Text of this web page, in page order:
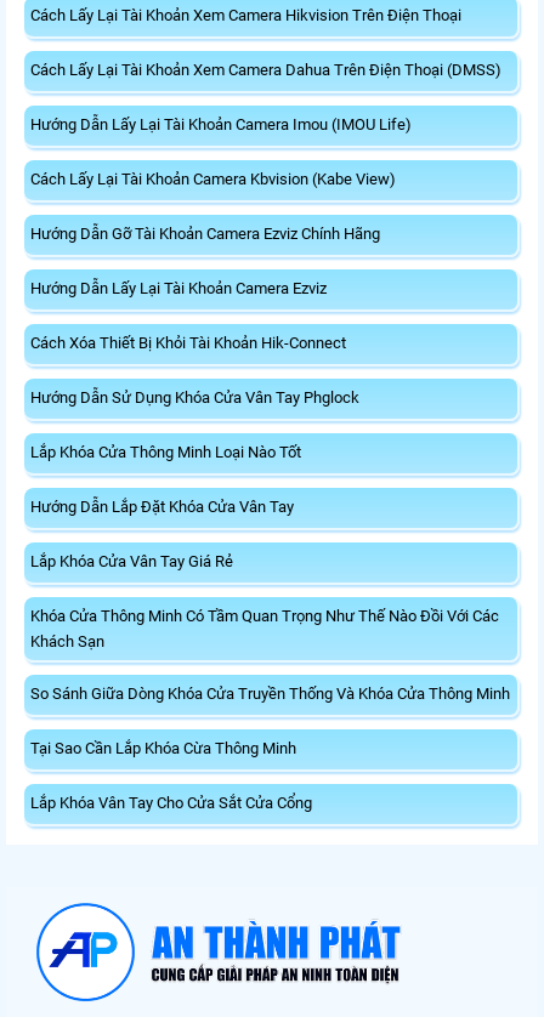
thẩm mĩ và công dụng sau khi lắp
Cách Lấy Lại Tài Khoản Xem Camera Hikvision Trên Điện Thoại
Cách Lấy Lại Tài Khoản Xem Camera Dahua Trên Điện Thoại (DMSS)
Hướng Dẫn Lấy Lại Tài Khoản Camera Imou (IMOU Life)
Cách Lấy Lại Tài Khoản Camera Kbvision (Kabe View)
Hướng Dẫn Gỡ Tài Khoản Camera Ezviz Chính Hãng
Hướng Dẫn Lấy Lại Tài Khoản Camera Ezviz
Cách Xóa Thiết Bị Khỏi Tài Khoản Hik-Connect
Hướng Dẫn Sử Dụng Khóa Cửa Vân Tay Phglock
Lắp Khóa Cửa Thông Minh Loại Nào Tốt
Hướng Dẫn Lắp Đặt Khóa Cửa Vân Tay
Lắp Khóa Cửa Vân Tay Giá Rẻ
Khóa Cửa Thông Minh Có Tầm Quan Trọng Như Thế Nào Đồi Với Các
Khách Sạn
So Sánh Giữa Dòng Khóa Cửa Truyền Thống Và Khóa Cửa Thông Minh
Tại Sao Cần Lắp Khóa Cừa Thông Minh
Lắp Khóa Vân Tay Cho Cửa Sắt Cửa Cổng